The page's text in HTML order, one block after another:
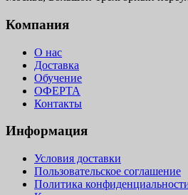
Компания
О нас
Доставка
Обучение
ОФЕРТА
Контакты
Информация
Условия доставки
Пользовательское соглашение
Политика